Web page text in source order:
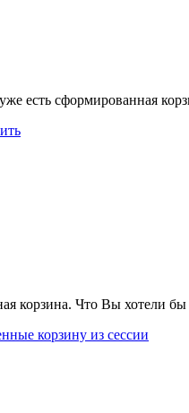
есть сформированная
корзина. Что Вы хотели бы
корзину из сессии